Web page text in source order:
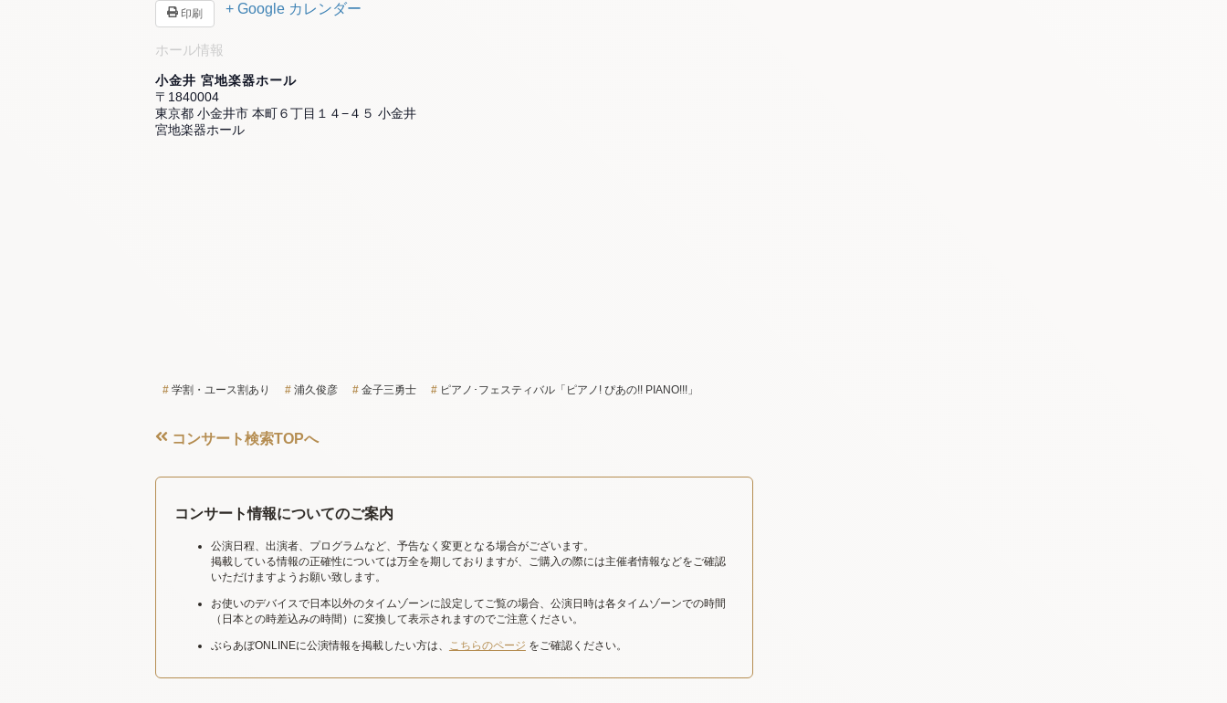
印刷 + Google カレンダー
ホール情報
小金井 宮地楽器ホール
〒1840004
東京都 小金井市 本町６丁目１４−４５ 小金井
宮地楽器ホール
学割・ユース割あり 浦久俊彦 金子三勇士 ピアノ･フェスティバル「ピアノ! ぴあの!! PIANO!!!」
コンサート検索TOPへ
コンサート情報についてのご案内
公演日程、出演者、プログラムなど、予告なく変更となる場合がございます。
掲載している情報の正確性については万全を期しておりますが、ご購入の際には主催者情報などをご確認
いただけますようお願い致します。
お使いのデバイスで日本以外のタイムゾーンに設定してご覧の場合、公演日時は各タイムゾーンでの時間
（日本との時差込みの時間）に変換して表示されますのでご注意ください。
ぶらあぼONLINEに公演情報を掲載したい方は、 こちらのページ をご確認ください。